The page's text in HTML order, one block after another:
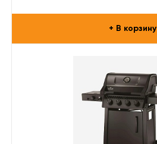
+ В корзину